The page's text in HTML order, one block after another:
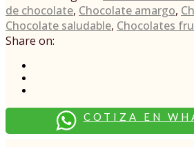
de chocolate, Chocolate amargo,
Chocolate saludable, Chocolates
Share on:
COTIZA EN